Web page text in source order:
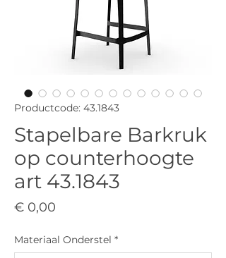
Productcode: 43.1843
Stapelbare Barkruk
op counterhoogte
art 43.1843
€ 0,00
Materiaal Onderstel *